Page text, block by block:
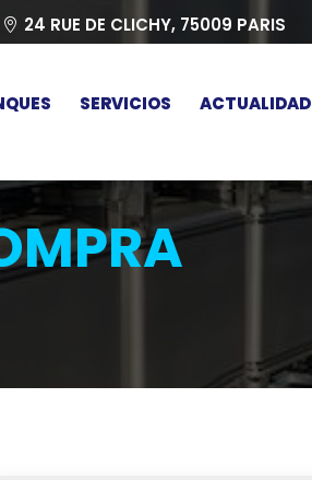
24 RUE DE CLICHY, 75009 PARIS
SERVICIOS ACTUALIDAD